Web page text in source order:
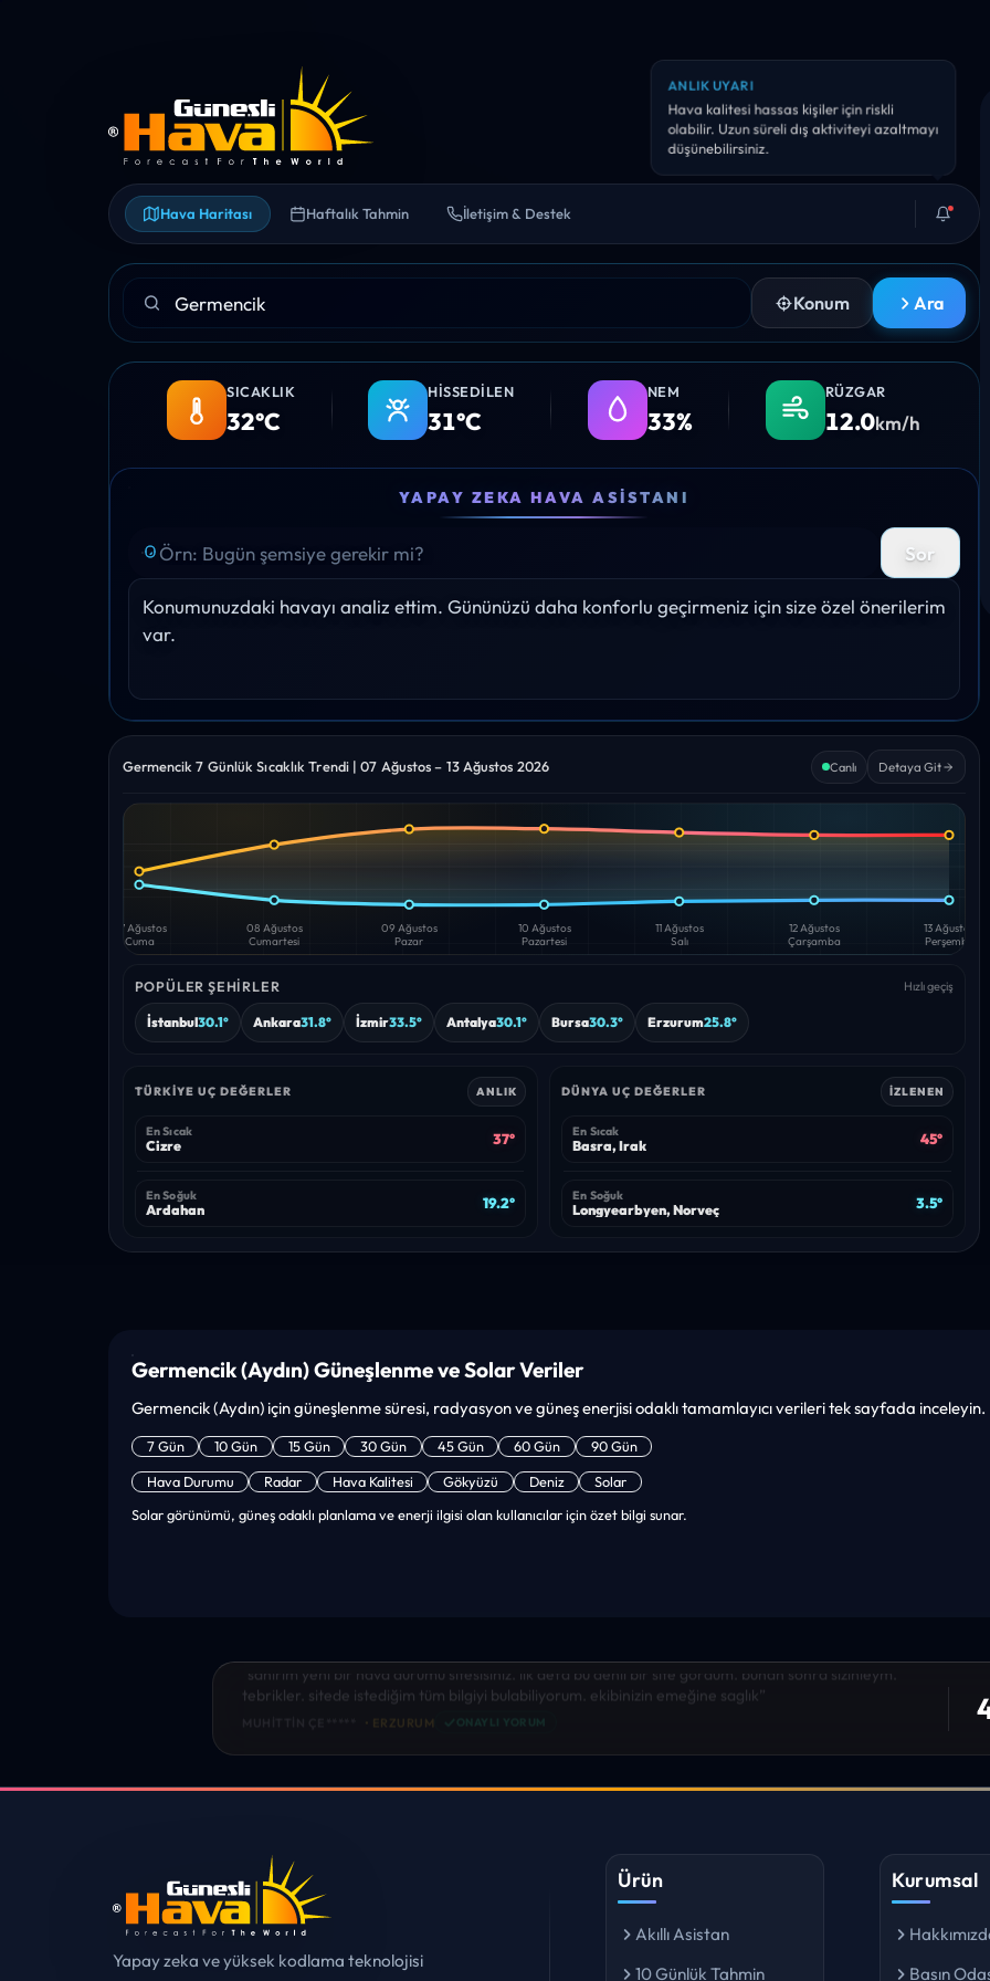
Hava Haritası Haftalık Tahmin İletişim & Destek
ANLIK UYARI
Yarın sıcaklık 38°C civarına çıkabilir. Bol su
ve gölge iyi fikir.
Konum Ara
SICAKLIK
32°C
HISSEDILEN
31°C
NEM
33%
RÜZGAR
12.0km/h
YAPAY ZEKA HAVA ASISTANI
Sor
Konumunuzdaki havayı analiz ettim. Gününüzü daha konforlu geçirmeniz için size özel önerilerim
var.
Germencik 7 Günlük Sıcaklık Trendi | 07 Ağustos – 13 Ağustos 2026 Canlı Detaya Git
Düşük
—
07 Ağustos
Cuma
08 Ağustos
Cumartesi
09 Ağustos
Pazar
10 Ağustos
Pazartesi
11 Ağustos
Salı
12 Ağustos
Çarşamba
13 Ağustos
Perşembe
POPÜLER ŞEHIRLER Hızlı geçiş
İstanbul30.1° Ankara31.8° İzmir33.5° Antalya30.1° Bursa30.3° Erzurum25.8°
TÜRKIYE UÇ DEĞERLER ANLIK
En Sıcak
Cizre 37°
En Soğuk
Ardahan 19.2°
DÜNYA UÇ DEĞERLER İZLENEN
En Sıcak
Basra, Irak 45°
En Soğuk
Longyearbyen, Norveç 3.5°
13:00
36°
14:00
Yağış: 0%
15:00 16:00 17:00 18:00 19:00 20:00
32°
Yağış: 0%
Germencik (Aydın) Güneşlenme ve Solar Veriler
Germencik (Aydın) için güneşlenme süresi, radyasyon ve güneş enerjisi odaklı tamamlayıcı verileri tek sayfada inceleyin.
7 Gün 10 Gün 15 Gün 30 Gün 45 Gün 60 Gün
90 Gün
Hava Durumu
Radar Hava Kalitesi Gökyüzü Deniz
Solar
Solar görünümü, güneş odaklı planlama ve enerji ilgisi olan kullanıcılar için özet bilgi sunar.
“sanırım yeni bir hava durumu sitesisiniz. ilk defa bu denli bir site gördüm. bundn sonra sizinleym.
tebrikler. sitede istediğim tüm bilgiyi bulabiliyorum. ekibinizin emeğine saglık”
• ERZURUM
Yapay zeka ve yüksek kodlama teknolojisi
Ürün
Akıllı Asistan
10 Günlük Tahmin
Kurumsal
Basın